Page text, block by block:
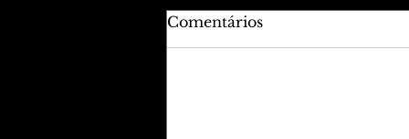
Comentários